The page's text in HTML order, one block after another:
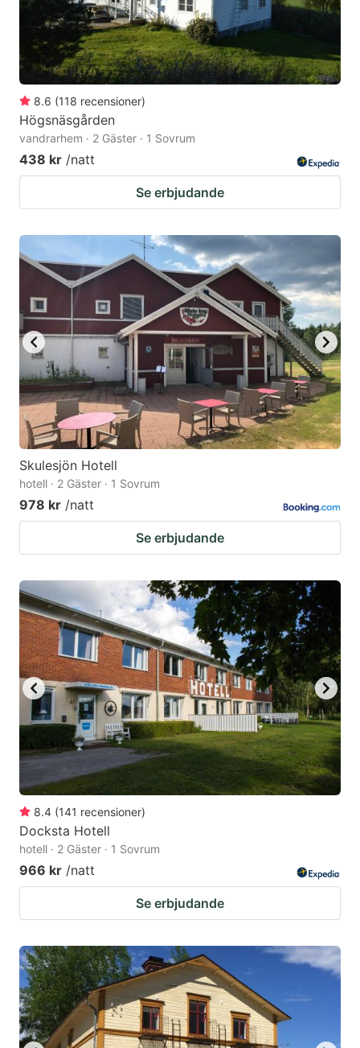
8.6 (118 recensioner)
Högsnäsgården
vandrarhem · 2 Gäster · 1 Sovrum
438 kr /natt
Se erbjudande
Skulesjön Hotell
hotell · 2 Gäster · 1 Sovrum
978 kr /natt
Se erbjudande
8.4 (141 recensioner)
Docksta Hotell
hotell · 2 Gäster · 1 Sovrum
966 kr /natt
Se erbjudande